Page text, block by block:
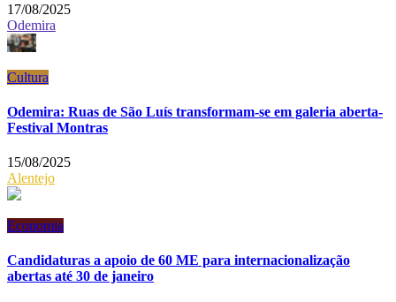
17/08/2025
Odemira
Cultura
Odemira: Ruas de São Luís transformam-se em galeria aberta-
Festival Montras
15/08/2025
Alentejo
Economia
Candidaturas a apoio de 60 ME para internacionalização
abertas até 30 de janeiro